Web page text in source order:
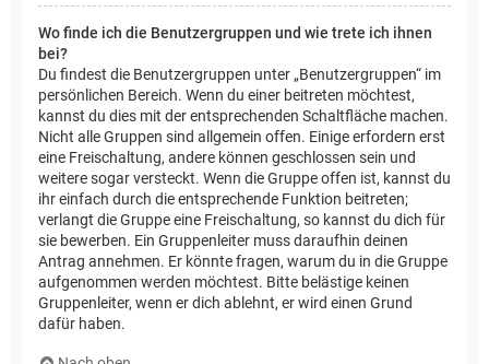
Wo finde ich die Benutzergruppen und wie trete ich ihnen
bei?
Du findest die Benutzergruppen unter „Benutzergruppen“ im
persönlichen Bereich. Wenn du einer beitreten möchtest,
kannst du dies mit der entsprechenden Schaltfläche machen.
Nicht alle Gruppen sind allgemein offen. Einige erfordern erst
eine Freischaltung, andere können geschlossen sein und
weitere sogar versteckt. Wenn die Gruppe offen ist, kannst du
ihr einfach durch die entsprechende Funktion beitreten;
verlangt die Gruppe eine Freischaltung, so kannst du dich für
sie bewerben. Ein Gruppenleiter muss daraufhin deinen
Antrag annehmen. Er könnte fragen, warum du in die Gruppe
aufgenommen werden möchtest. Bitte belästige keinen
Gruppenleiter, wenn er dich ablehnt, er wird einen Grund
dafür haben.